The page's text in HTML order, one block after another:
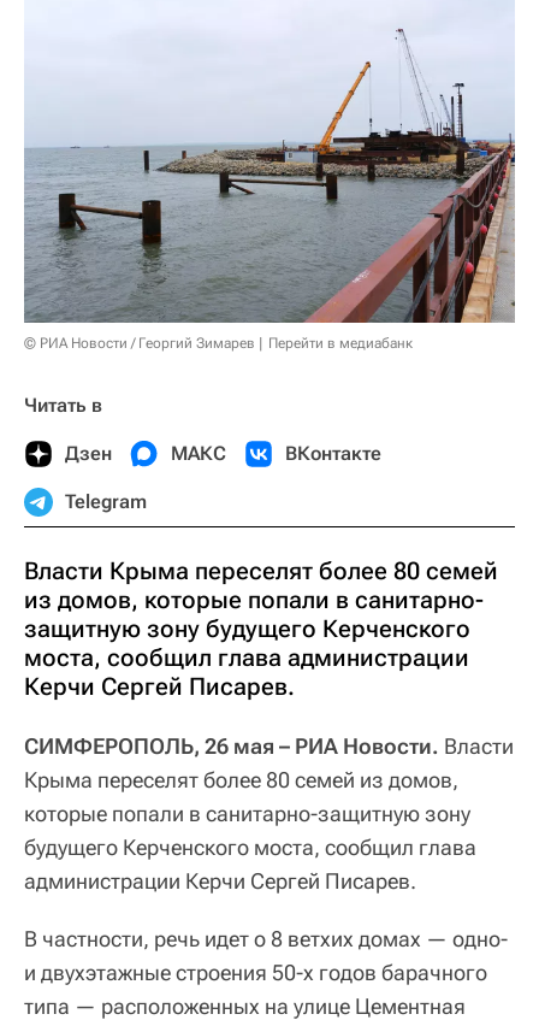
© РИА Новости / Георгий Зимарев Перейти в медиабанк
Читать в
Дзен МАКС ВКонтакте
Telegram
Власти Крыма переселят более 80 семей
из домов, которые попали в санитарно-
защитную зону будущего Керченского
моста, сообщил глава администрации
Керчи Сергей Писарев.
СИМФЕРОПОЛЬ, 26 мая – РИА Новости. Власти
Крыма переселят более 80 семей из домов,
которые попали в санитарно-защитную зону
будущего Керченского моста, сообщил глава
администрации Керчи Сергей Писарев.
В частности, речь идет о 8 ветхих домах — одно-
и двухэтажные строения 50-х годов барачного
типа — расположенных на улице Цементная